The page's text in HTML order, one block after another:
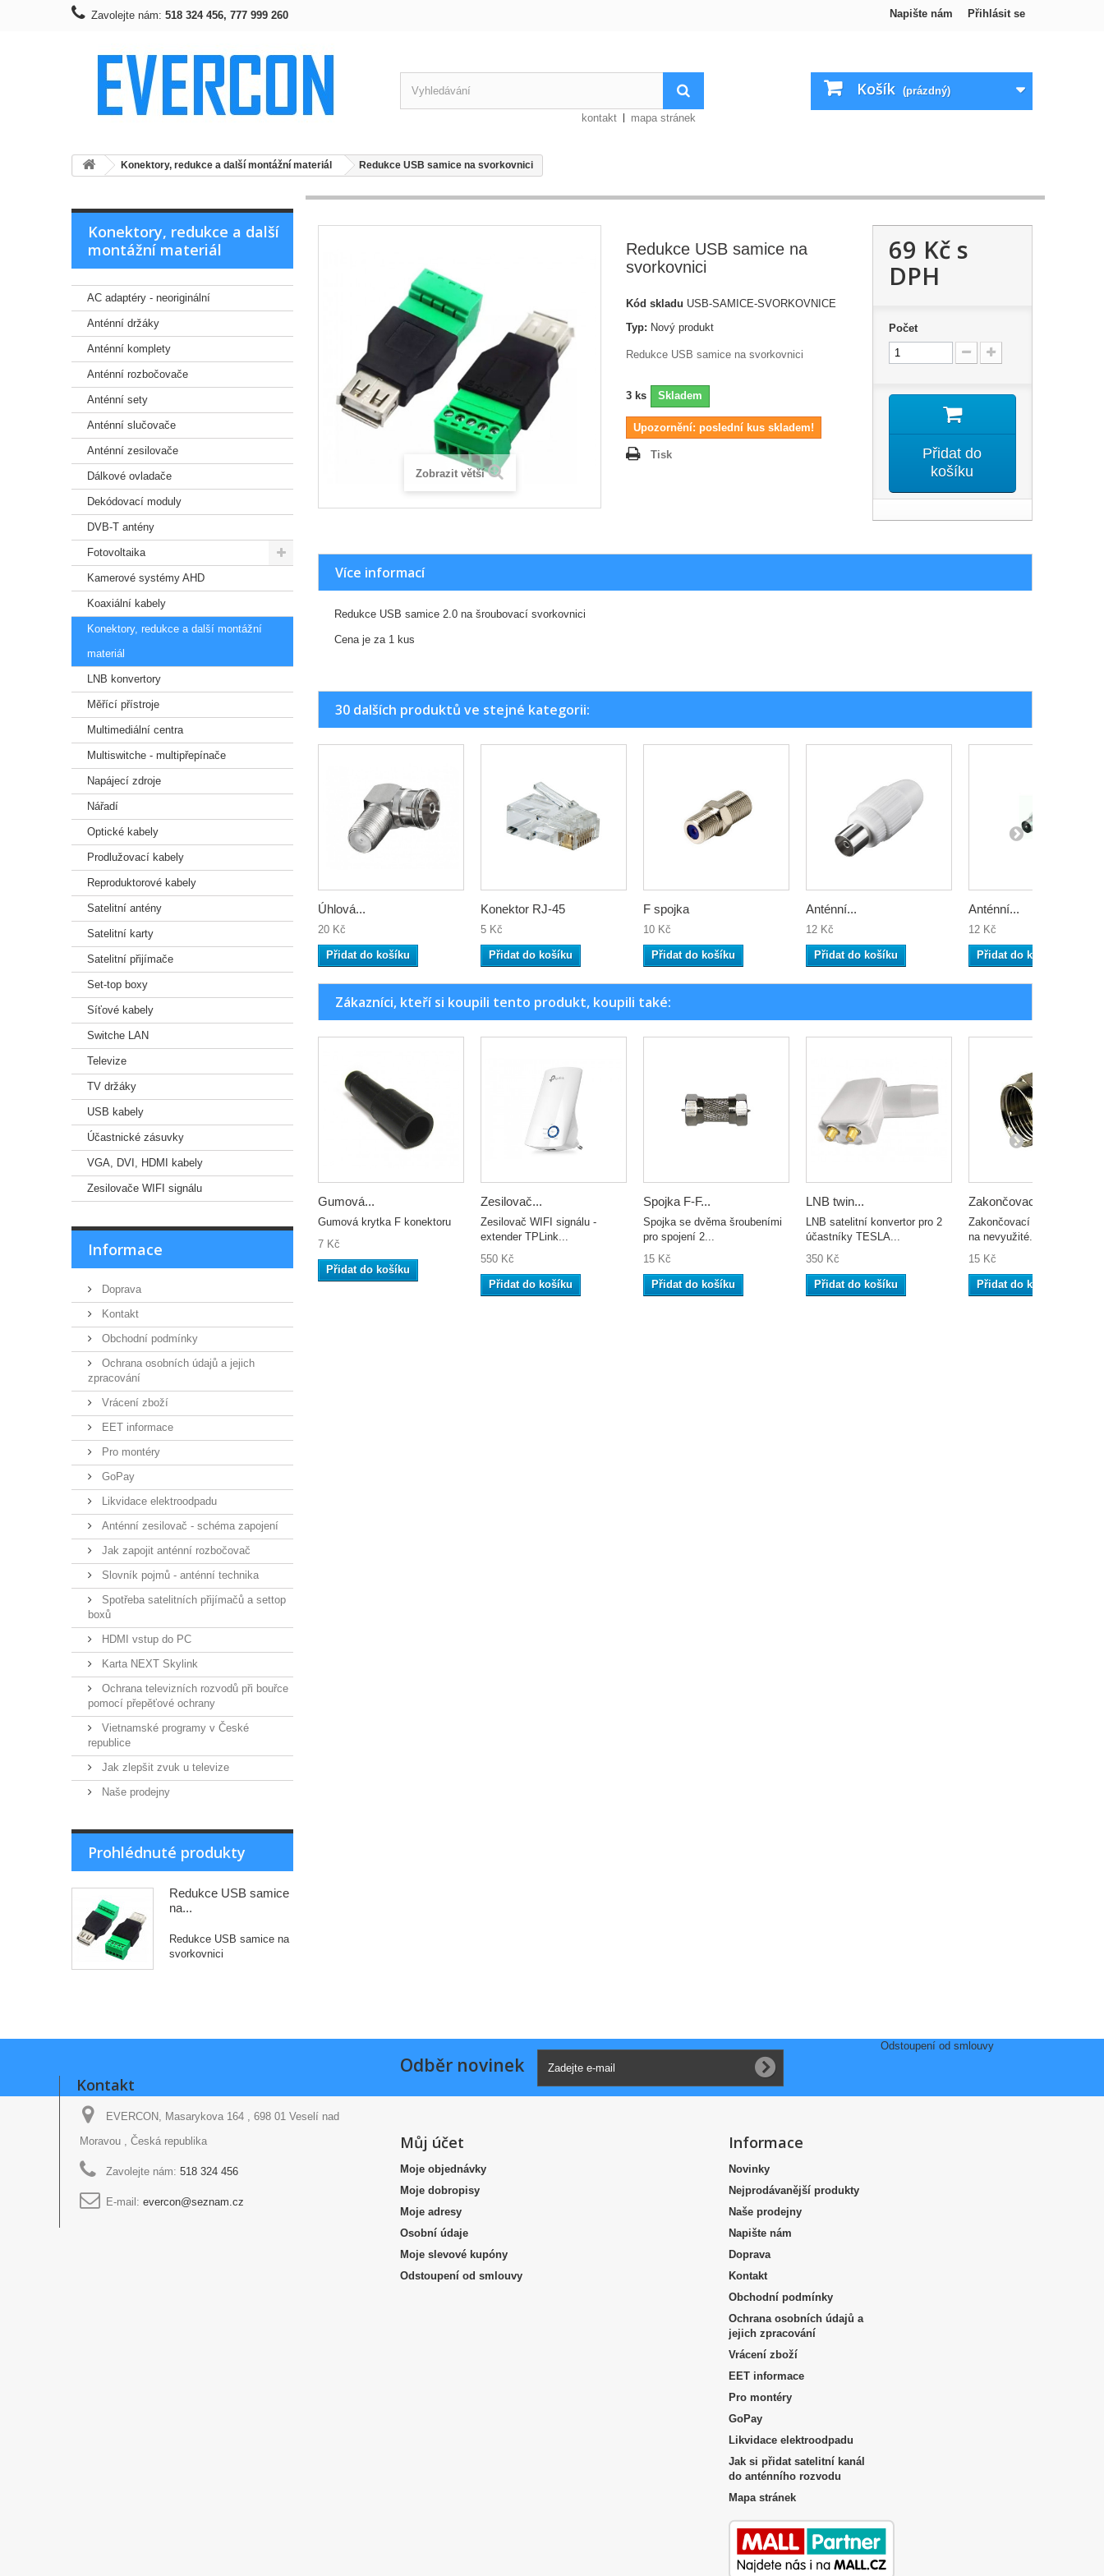
Přihlásit se
Napište nám
Zavolejte nám: 518 324 456, 777 999 260
Košík (prázdný)
kontakt mapa stránek
Konektory, redukce a další montážní materiál Redukce USB samice na svorkovnici
Konektory, redukce a další
montážní materiál
AC adaptéry - neoriginální
Anténní držáky
Anténní komplety
Anténní rozbočovače
Anténní sety
Anténní slučovače
Anténní zesilovače
Dálkové ovladače
Dekódovací moduly
DVB-T antény
Fotovoltaika
Kamerové systémy AHD
Koaxiální kabely
Konektory, redukce a další montážní
materiál
LNB konvertory
Měřící přístroje
Multimediální centra
Multiswitche - multipřepínače
Napájecí zdroje
Nářadí
Optické kabely
Prodlužovací kabely
Reproduktorové kabely
Satelitní antény
Satelitní karty
Satelitní přijímače
Set-top boxy
Síťové kabely
Switche LAN
Televize
TV držáky
USB kabely
Účastnické zásuvky
VGA, DVI, HDMI kabely
Zesilovače WIFI signálu
Informace
Doprava
Kontakt
Obchodní podmínky
Ochrana osobních údajů a jejich
zpracování
Vrácení zboží
EET informace
Pro montéry
GoPay
Likvidace elektroodpadu
Anténní zesilovač - schéma zapojení
Jak zapojit anténní rozbočovač
Slovník pojmů - anténní technika
Spotřeba satelitních přijímačů a settop
boxů
HDMI vstup do PC
Karta NEXT Skylink
Ochrana televizních rozvodů při bouřce
pomocí přepěťové ochrany
Vietnamské programy v České
republice
Jak zlepšit zvuk u televize
Naše prodejny
Prohlédnuté produkty
Redukce USB samice
na...
Redukce USB samice na
svorkovnici
Zobrazit větší
Redukce USB samice na
svorkovnici
Kód skladu USB-SAMICE-SVORKOVNICE
Typ: Nový produkt
Redukce USB samice na svorkovnici
3 ks Skladem
Upozornění: poslední kus skladem!
Tisk
69 Kčs
DPH
Počet
Přidat do
košíku
Více informací
Redukce USB samice 2.0 na šroubovací svorkovnici
Cena je za 1 kus
30 dalších produktů ve stejné kategorii:
Úhlová...
20 Kč
Přidat do košíku
Konektor RJ-45
5 Kč
Přidat do košíku
F spojka
10 Kč
Přidat do košíku
Anténní...
12 Kč
Přidat do košíku
Anténní...
12 Kč
Přidat do košíku
Zákazníci, kteří si koupili tento produkt, koupili také:
Gumová...
Gumová krytka F konektoru
7 Kč
Přidat do košíku
Zesilovač...
Zesilovač WIFI signálu -
extender TPLink...
550 Kč
Přidat do košíku
Spojka F-F...
Spojka se dvěma šroubeními
pro spojení 2...
15 Kč
Přidat do košíku
LNB twin...
LNB satelitní konvertor pro 2
účastníky TESLA...
350 Kč
Přidat do košíku
Zakončovací...
Zakončovací odpor se
na nevyužité...
15 Kč
Přidat do košíku
Kontakt
EVERCON, Masarykova 164 , 698 01 Veselí nad
Moravou , Česká republika
Zavolejte nám: 518 324 456
E-mail: evercon@seznam.cz
Odběr novinek
Můj účet
Moje objednávky
Moje dobropisy
Moje adresy
Osobní údaje
Moje slevové kupóny
Odstoupení od smlouvy
Informace
Novinky
Nejprodávanější produkty
Naše prodejny
Napište nám
Doprava
Kontakt
Obchodní podmínky
Ochrana osobních údajů a
jejich zpracování
Vrácení zboží
EET informace
Pro montéry
GoPay
Likvidace elektroodpadu
Jak si přidat satelitní kanál
do anténního rozvodu
Mapa stránek
Odstoupení od smlouvy